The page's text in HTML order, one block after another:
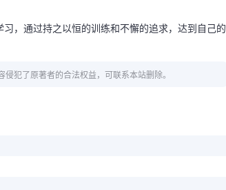
，通过持之以恒的训练和不懈的追求，达到自己的
犯了原著者的合法权益，可联系本站删除。